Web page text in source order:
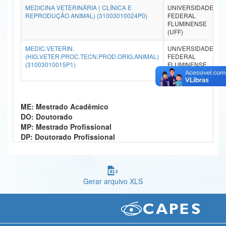
Ministério da Ciência, Tecnologia, Inovações e Comunicações
Ministério do Turismo
Ministério da Mulher, da Família e dos Direitos Humanos
Secretaria-Geral
Advocacia-Geral da União
MEDICINA VETERINÁRIA ( CLÍNICA E
REPRODUÇÃO ANIMAL) (31003010024P0)
UNIVERSIDADE
FEDERAL
FLUMINENSE
(UFF)
MEDIC.VETERIN.
(HIG.VETER.PROC.TECN.PROD.ORIG.ANIMAL)
(31003010015P1)
UNIVERSIDADE
FEDERAL
FLUMINENSE
(UFF)
ME: Mestrado Acadêmico
DO: Doutorado
MP: Mestrado Profissional
DP: Doutorado Profissional
Gerar arquivo XLS